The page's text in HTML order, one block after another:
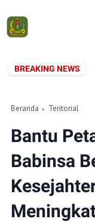
BREAKING NEWS
Beranda Teritorial
Bantu
Babinsa